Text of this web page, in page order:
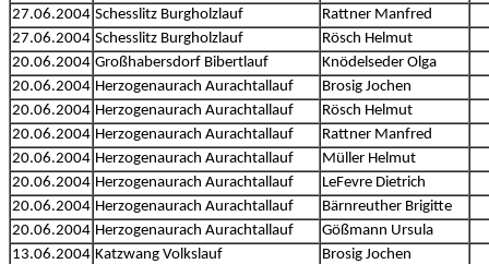
27.06.2004 Schesslitz Burgholzlauf
Rattner Manfred
27.06.2004 Schesslitz Burgholzlauf
Rösch Helmut
20.06.2004 Großhabersdorf Bibertlauf
Knödelseder Olga
20.06.2004 Herzogenaurach Aurachtallauf
Brosig Jochen
20.06.2004 Herzogenaurach Aurachtallauf
Rösch Helmut
20.06.2004 Herzogenaurach Aurachtallauf
Rattner Manfred
20.06.2004 Herzogenaurach Aurachtallauf
Müller Helmut
20.06.2004 Herzogenaurach Aurachtallauf
LeFevre Dietrich
20.06.2004 Herzogenaurach Aurachtallauf
Bärnreuther Brigitte
20.06.2004 Herzogenaurach Aurachtallauf
Gößmann Ursula
13.06.2004 Katzwang Volkslauf
Brosig Jochen